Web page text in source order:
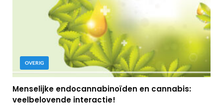
OVERIG
Menselijke endocannabinoïden en cannabis:
veelbelovende interactie!